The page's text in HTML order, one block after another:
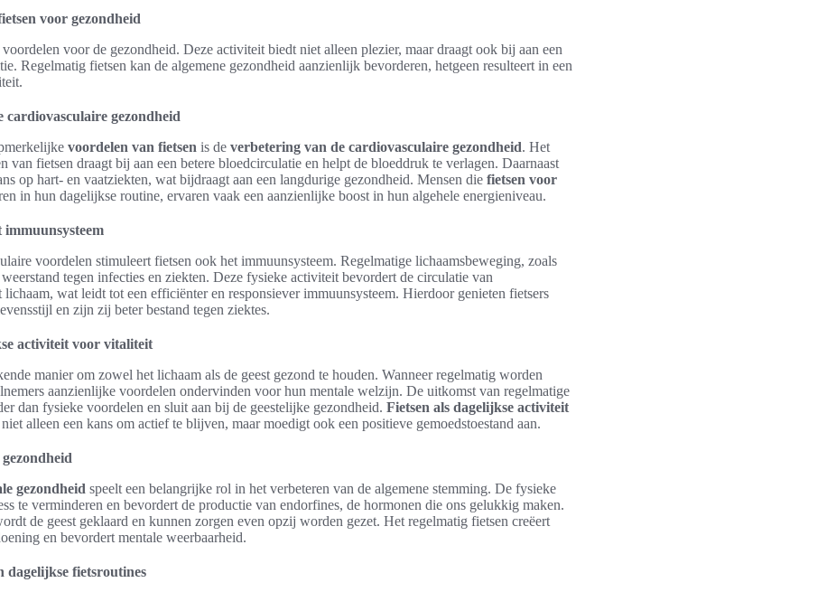
voor gezondheid
voor de gezondheid. Deze activiteit biedt niet alleen plezier, maar draagt ook bij aan een
Regelmatig fietsen kan de algemene gezondheid aanzienlijk bevorderen, hetgeen resulteert in een
cardiovasculaire gezondheid
voordelen van fietsen is de verbetering van de cardiovasculaire gezondheid. Het
van fietsen draagt bij aan een betere bloedcirculatie en helpt de bloeddruk te verlagen. Daarnaast
op hart- en vaatziekten, wat bijdraagt aan een langdurige gezondheid. Mensen die fietsen voor
in hun dagelijkse routine, ervaren vaak een aanzienlijke boost in hun algehele energieniveau.
voordelen stimuleert fietsen ook het immuunsysteem. Regelmatige lichaamsbeweging, zoals
tegen infecties en ziekten. Deze fysieke activiteit bevordert de circulatie van
wat leidt tot een efficiënter en responsiever immuunsysteem. Hierdoor genieten fietsers
en zijn zij beter bestand tegen ziektes.
activiteit voor vitaliteit
manier om zowel het lichaam als de geest gezond te houden. Wanneer regelmatig worden
aanzienlijke voordelen ondervinden voor hun mentale welzijn. De uitkomst van regelmatige
dan fysieke voordelen en sluit aan bij de geestelijke gezondheid. Fietsen als dagelijkse activiteit
alleen een kans om actief te blijven, maar moedigt ook een positieve gemoedstoestand aan.
gezondheid speelt een belangrijke rol in het verbeteren van de algemene stemming. De fysieke
te verminderen en bevordert de productie van endorfines, de hormonen die ons gelukkig maken.
de geest geklaard en kunnen zorgen even opzij worden gezet. Het regelmatig fietsen creëert
en bevordert mentale weerbaarheid.
dagelijkse fietsroutines